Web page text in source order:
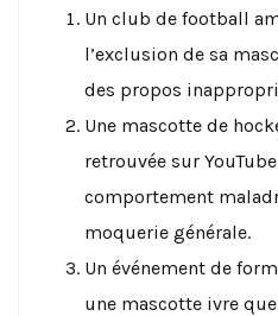
Un club de football
l’exclusion de sa
des propos
Une mascotte de
retrouvée sur
comportement
moquerie générale.
Un événement de
une mascotte ivre